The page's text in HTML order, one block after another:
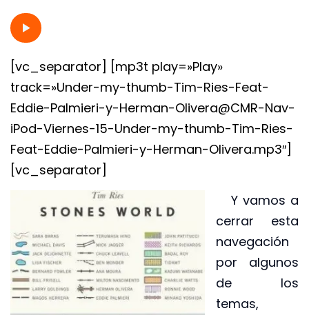
[vc_separator] [mp3t play=»Play»
track=»Under-my-thumb-Tim-Ries-Feat-
Eddie-Palmieri-y-Herman-Olivera@CMR-Nav-
iPod-Viernes-15-Under-my-thumb-Tim-Ries-
Feat-Eddie-Palmieri-y-Herman-Olivera.mp3″]
[vc_separator]
Y vamos a
cerrar esta
navegación
por algunos
de los
temas,